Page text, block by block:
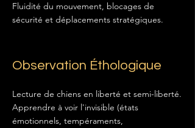
Fluidité du mouvement, blocages de
sécurité et déplacements stratégiques.
Observation Éthologique
Lecture de chiens en liberté et semi-liberté.
Apprendre à voir l'invisible (états
émotionnels, tempéraments,